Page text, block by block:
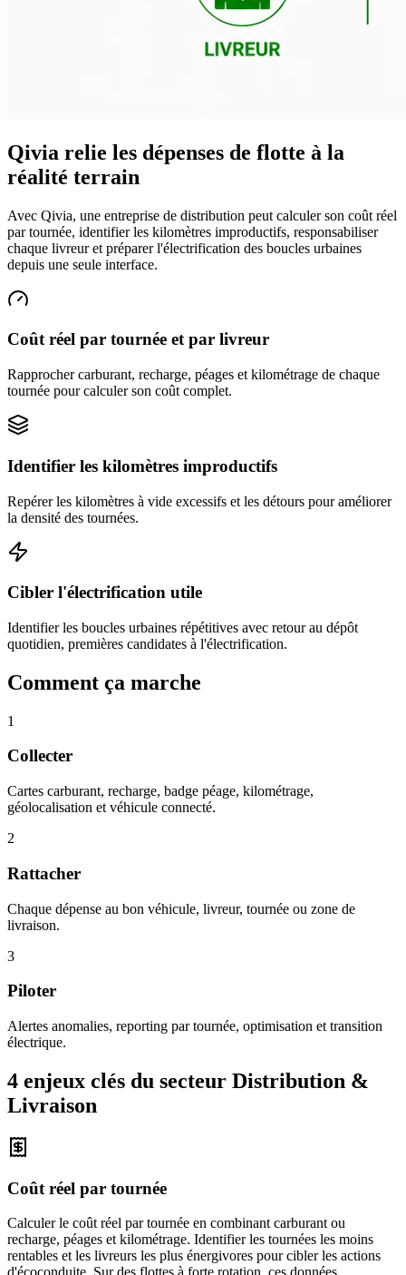
Qivia relie les dépenses de flotte à la
réalité terrain
Avec Qivia, une entreprise de distribution peut calculer son coût réel
par tournée, identifier les kilomètres improductifs, responsabiliser
chaque livreur et préparer l'électrification des boucles urbaines
depuis une seule interface.
Coût réel par tournée et par livreur
Rapprocher carburant, recharge, péages et kilométrage de chaque
tournée pour calculer son coût complet.
Identifier les kilomètres improductifs
Repérer les kilomètres à vide excessifs et les détours pour améliorer
la densité des tournées.
Cibler l'électrification utile
Identifier les boucles urbaines répétitives avec retour au dépôt
quotidien, premières candidates à l'électrification.
Comment ça marche
1
Collecter
Cartes carburant, recharge, badge péage, kilométrage,
géolocalisation et véhicule connecté.
2
Rattacher
Chaque dépense au bon véhicule, livreur, tournée ou zone de
livraison.
3
Piloter
Alertes anomalies, reporting par tournée, optimisation et transition
électrique.
4 enjeux clés du secteur Distribution &
Livraison
Coût réel par tournée
Calculer le coût réel par tournée en combinant carburant ou
recharge, péages et kilométrage. Identifier les tournées les moins
rentables et les livreurs les plus énergivores pour cibler les actions